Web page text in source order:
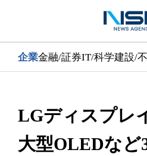
企業金融/証券IT/科学建設/
LGディスプレ
大型OLEDなど